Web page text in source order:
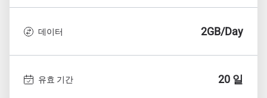
데이터 2GB/Day
유효 기간 20 일